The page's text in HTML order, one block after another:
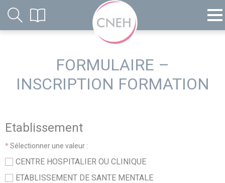
FORMULAIRE –
INSCRIPTION FORMATION
Etablissement
*Sélectionner une valeur :
CENTRE HOSPITALIER OU CLINIQUE
ETABLISSEMENT DE SANTE MENTALE